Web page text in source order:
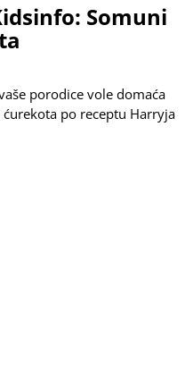
Somuni
porodice vole domaća
po receptu Harryja